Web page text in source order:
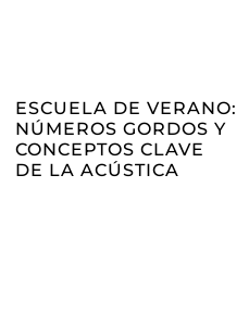
ESCUELA DE VERANO:
NÚMEROS GORDOS Y
CONCEPTOS CLAVE
DE LA ACÚSTICA